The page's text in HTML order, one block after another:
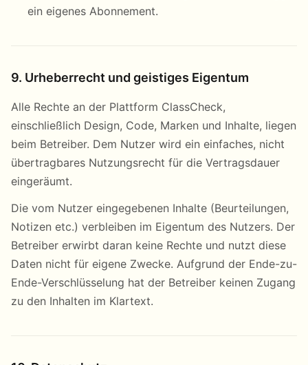
ein eigenes Abonnement.
9. Urheberrecht und geistiges Eigentum
Alle Rechte an der Plattform ClassCheck,
einschließlich Design, Code, Marken und Inhalte, liegen
beim Betreiber. Dem Nutzer wird ein einfaches, nicht
übertragbares Nutzungsrecht für die Vertragsdauer
eingeräumt.
Die vom Nutzer eingegebenen Inhalte (Beurteilungen,
Notizen etc.) verbleiben im Eigentum des Nutzers. Der
Betreiber erwirbt daran keine Rechte und nutzt diese
Daten nicht für eigene Zwecke. Aufgrund der Ende-zu-
Ende-Verschlüsselung hat der Betreiber keinen Zugang
zu den Inhalten im Klartext.